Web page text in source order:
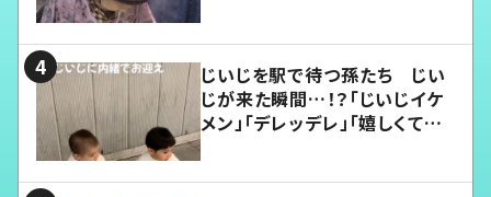
じいじを駅で待つ孫たち じい
じが来た瞬間…！？「じいじイケ
メン」「デレッデレ」「嬉しくて可